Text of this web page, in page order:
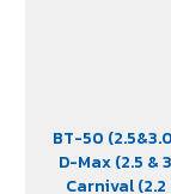
BT-50
D-Max (2.5 &
Carnival (2.2